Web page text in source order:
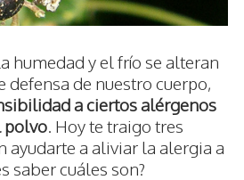
humedad y el frío se alteran
defensa de nuestro cuerpo,
a ciertos alérgenos
polvo . Hoy te traigo tres
ayudarte a aliviar la alergia a
saber cuáles son?